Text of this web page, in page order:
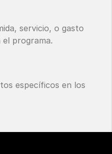
servicio, o gasto
el programa.
específicos en los